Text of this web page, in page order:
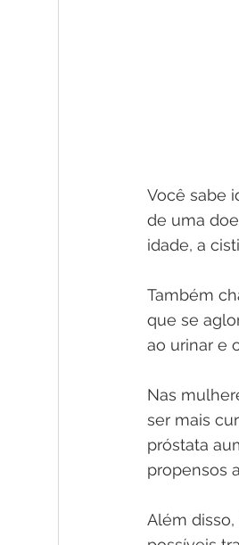
Você sabe
de uma
idade, a
Também
que se
ao urinar e
Nas
ser mais
próstata
propensos
Além